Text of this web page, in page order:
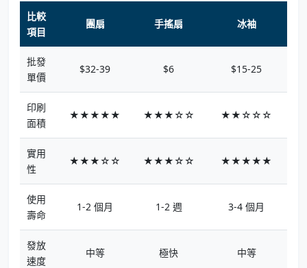
比較
項目
團扇 手搖扇 冰袖
批發
單價
$32-39 $6 $15-25
印刷
面積
★★★★★ ★★★☆☆ ★★☆☆☆
實用
性
★★★☆☆ ★★★☆☆ ★★★★★
使用
壽命
1-2 個月 1-2 週 3-4 個月
發放
速度
中等 極快 中等